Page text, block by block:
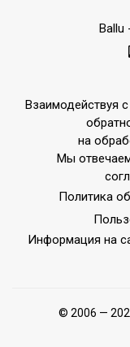
Ballu
Взаимодействуя
на
Мы
Политика
Информация на
© 2006 —